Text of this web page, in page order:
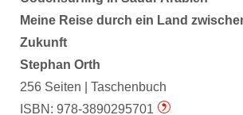
Meine Reise durch ein Land
Zukunft
Stephan Orth
256 Seiten | Taschenbuch
ISBN: 978-3890295701